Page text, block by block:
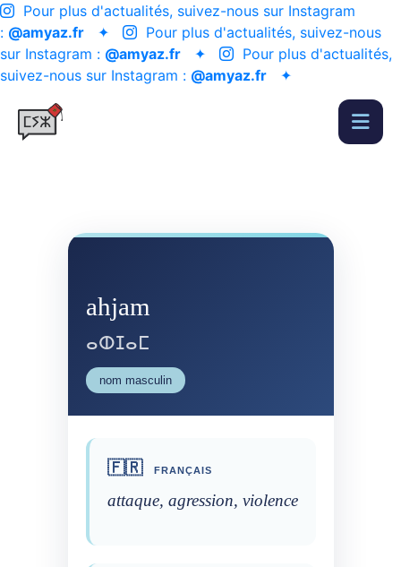
Pour plus d'actualités, suivez-nous sur Instagram
: @amyaz.fr ✦
Pour plus d'actualités, suivez-nous
sur Instagram : @amyaz.fr ✦
Pour plus d'actualités,
suivez-nous sur Instagram : @amyaz.fr ✦
ahjam
ⴰⵀⵊⴰⵎ
nom masculin
🇫🇷 FRANÇAIS
attaque, agression, violence